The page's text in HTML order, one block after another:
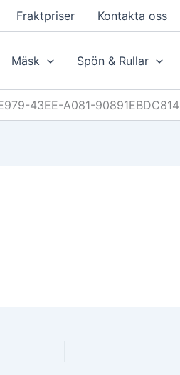
Fraktpriser Kontakta oss
Mäsk Spön & Rullar
43EE-A081-90891EBDC814